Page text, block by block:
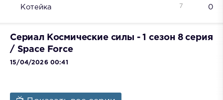
Котейка 0
7
Сериал Космические силы - 1 сезон 8 серия
/ Space Force
15/04/2026 00:41